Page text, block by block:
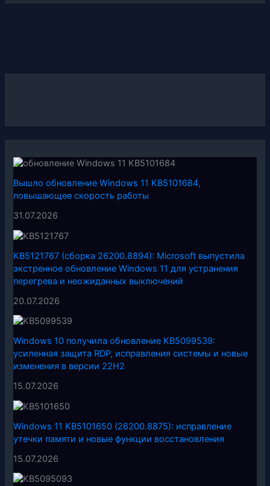
Вышло обновление Windows 11 KB5101684,
повышающее скорость работы
31.07.2026
KB5121767 (сборка 26200.8894): Microsoft выпустила
экстренное обновление Windows 11 для устранения
перегрева и неожиданных выключений
20.07.2026
Windows 10 получила обновление KB5099539:
усиленная защита RDP, исправления системы и новые
изменения в версии 22H2
15.07.2026
Windows 11 KB5101650 (26200.8875): исправление
утечки памяти и новые функции восстановления
15.07.2026